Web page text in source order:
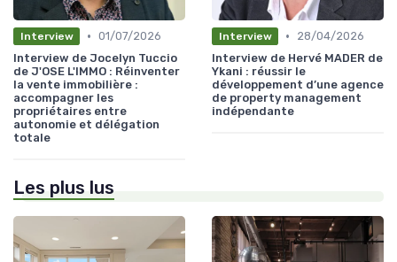
Interview • 01/07/2026
Interview de Jocelyn Tuccio
de J'OSE L'IMMO : Réinventer
la vente immobilière :
accompagner les
propriétaires entre
autonomie et délégation
totale
Interview •
28/04/2026
Interview de Hervé MADER de
Ykani : réussir le
développement d’une agence
de property management
indépendante
Les plus lus